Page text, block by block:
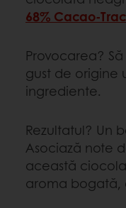
68% Cacao-
Provocarea?
gust de origine
ingrediente.
Rezultatul? Un
Asociază note
această
aroma bogată,